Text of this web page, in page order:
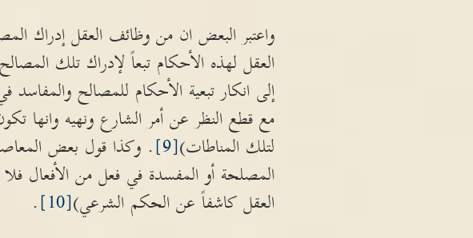
واعتبر البعض ان من وظائف العقل إدراك
العقل لهذه الأحكام تبعاً لإدراك تلك
إلى انكار تبعية الأحكام للمصالح
مع قطع النظر عن أمر الشارع ونهيه وانها
لتلك المناطات)[9]
. وكذا قول بعض
المصلحة أو المفسدة في فعل من الأفعال
العقل كاشفاً عن الحكم الشرعي)[10]
.